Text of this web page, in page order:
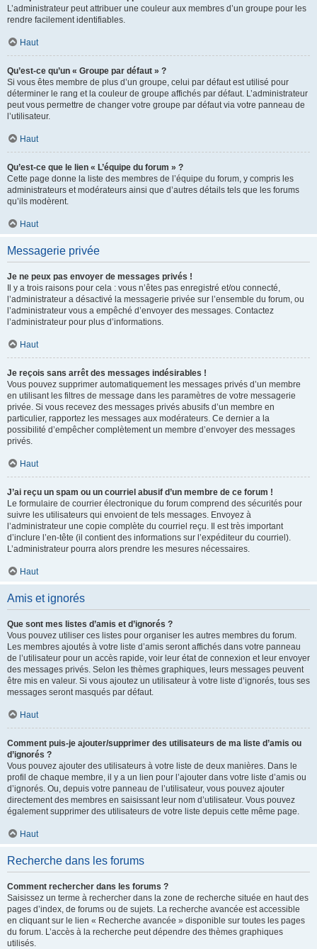
L’administrateur peut attribuer une couleur aux membres d’un groupe pour les
rendre facilement identifiables.
Haut
Qu’est-ce qu’un « Groupe par défaut » ?
Si vous êtes membre de plus d’un groupe, celui par défaut est utilisé pour
déterminer le rang et la couleur de groupe affichés par défaut. L’administrateur
peut vous permettre de changer votre groupe par défaut via votre panneau de
l’utilisateur.
Haut
Qu’est-ce que le lien « L’équipe du forum » ?
Cette page donne la liste des membres de l’équipe du forum, y compris les
administrateurs et modérateurs ainsi que d’autres détails tels que les forums
qu’ils modèrent.
Haut
Messagerie privée
Je ne peux pas envoyer de messages privés !
Il y a trois raisons pour cela : vous n’êtes pas enregistré et/ou connecté,
l’administrateur a désactivé la messagerie privée sur l’ensemble du forum, ou
l’administrateur vous a empêché d’envoyer des messages. Contactez
l’administrateur pour plus d’informations.
Haut
Je reçois sans arrêt des messages indésirables !
Vous pouvez supprimer automatiquement les messages privés d’un membre
en utilisant les filtres de message dans les paramètres de votre messagerie
privée. Si vous recevez des messages privés abusifs d’un membre en
particulier, rapportez les messages aux modérateurs. Ce dernier a la
possibilité d’empêcher complètement un membre d’envoyer des messages
privés.
Haut
J’ai reçu un spam ou un courriel abusif d’un membre de ce forum !
Le formulaire de courrier électronique du forum comprend des sécurités pour
suivre les utilisateurs qui envoient de tels messages. Envoyez à
l’administrateur une copie complète du courriel reçu. Il est très important
d’inclure l’en-tête (il contient des informations sur l’expéditeur du courriel).
L’administrateur pourra alors prendre les mesures nécessaires.
Haut
Amis et ignorés
Que sont mes listes d’amis et d’ignorés ?
Vous pouvez utiliser ces listes pour organiser les autres membres du forum.
Les membres ajoutés à votre liste d’amis seront affichés dans votre panneau
de l’utilisateur pour un accès rapide, voir leur état de connexion et leur envoyer
des messages privés. Selon les thèmes graphiques, leurs messages peuvent
être mis en valeur. Si vous ajoutez un utilisateur à votre liste d’ignorés, tous ses
messages seront masqués par défaut.
Haut
Comment puis-je ajouter/supprimer des utilisateurs de ma liste d’amis ou
d’ignorés ?
Vous pouvez ajouter des utilisateurs à votre liste de deux manières. Dans le
profil de chaque membre, il y a un lien pour l’ajouter dans votre liste d’amis ou
d’ignorés. Ou, depuis votre panneau de l’utilisateur, vous pouvez ajouter
directement des membres en saisissant leur nom d’utilisateur. Vous pouvez
également supprimer des utilisateurs de votre liste depuis cette même page.
Haut
Recherche dans les forums
Comment rechercher dans les forums ?
Saisissez un terme à rechercher dans la zone de recherche située en haut des
pages d’index, de forums ou de sujets. La recherche avancée est accessible
en cliquant sur le lien « Recherche avancée » disponible sur toutes les pages
du forum. L’accès à la recherche peut dépendre des thèmes graphiques
utilisés.